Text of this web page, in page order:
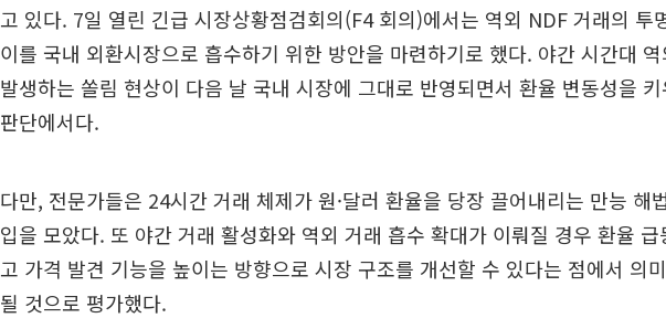
고 있다. 7일 열린 긴급 시장상황점검회의(F4 회의)에서는 역외 NDF 거래의 투
이를 국내 외환시장으로 흡수하기 위한 방안을 마련하기로 했다. 야간 시간대 역
발생하는 쏠림 현상이 다음 날 국내 시장에 그대로 반영되면서 환율 변동성을
판단에서다.
다만, 전문가들은 24시간 거래 체제가 원·달러 환율을 당장 끌어내리는 만능 해
입을 모았다. 또 야간 거래 활성화와 역외 거래 흡수 확대가 이뤄질 경우 환율 급
고 가격 발견 기능을 높이는 방향으로 시장 구조를 개선할 수 있다는 점에서 의
될 것으로 평가했다.